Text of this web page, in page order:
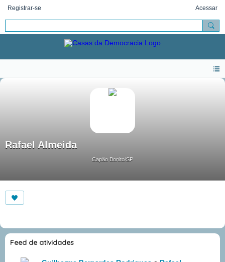
Registrar-se Acessar
Rafael Almeida
Capão Bonito/SP
Feed de atividades